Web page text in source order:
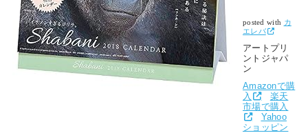
posted with カ
エレバ
アートプリ
ントジャパ
ン
Amazonで購
入
楽天
市場で購入
Yahoo
ショッピン